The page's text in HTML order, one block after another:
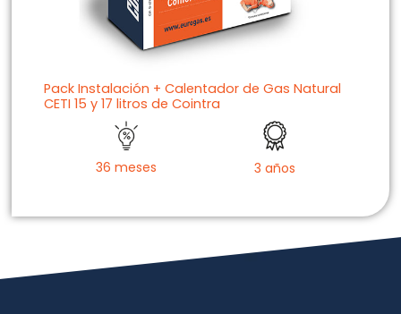
Pack Instalación + Calentador de Gas Natural
CETI 15 y 17 litros de Cointra
36 meses 3 años